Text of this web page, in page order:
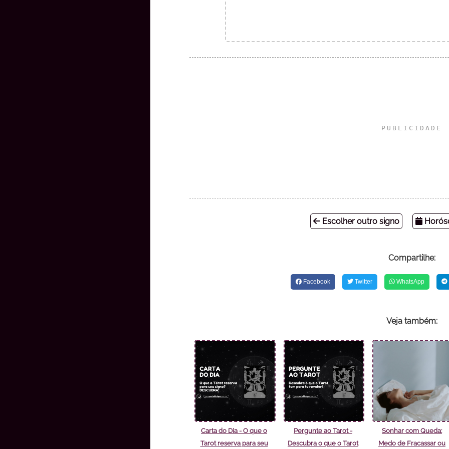
Escolher outro signo
Compartilhe:
Facebook Twitter WhatsApp
Veja também:
Carta do Dia - O que o
Tarot reserva para seu
Pergunte ao Tarot -
Descubra o que o Tarot
Sonhar com Queda:
Medo de Fracassar ou